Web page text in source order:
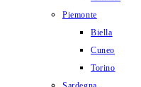
Piemonte
Biella
Cuneo
Torino